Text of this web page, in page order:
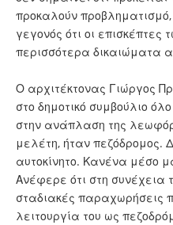
προκαλούν
γεγονός ότι οι
περισσότερα δικαιώματα
Ο αρχιτέκτονας Γιώργος
στο δημοτικό συμβούλιο
στην ανάπλαση της
μελέτη, ήταν πεζόδρομος.
αυτοκίνητο. Κανένα μέσο
Ανέφερε ότι στη συνέχεια
σταδιακές παραχωρήσεις
λειτουργία του ως